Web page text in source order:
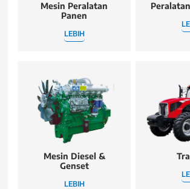
Mesin Peralatan
Panen
LEBIH
Mesin Diesel &
Genset
LEBIH